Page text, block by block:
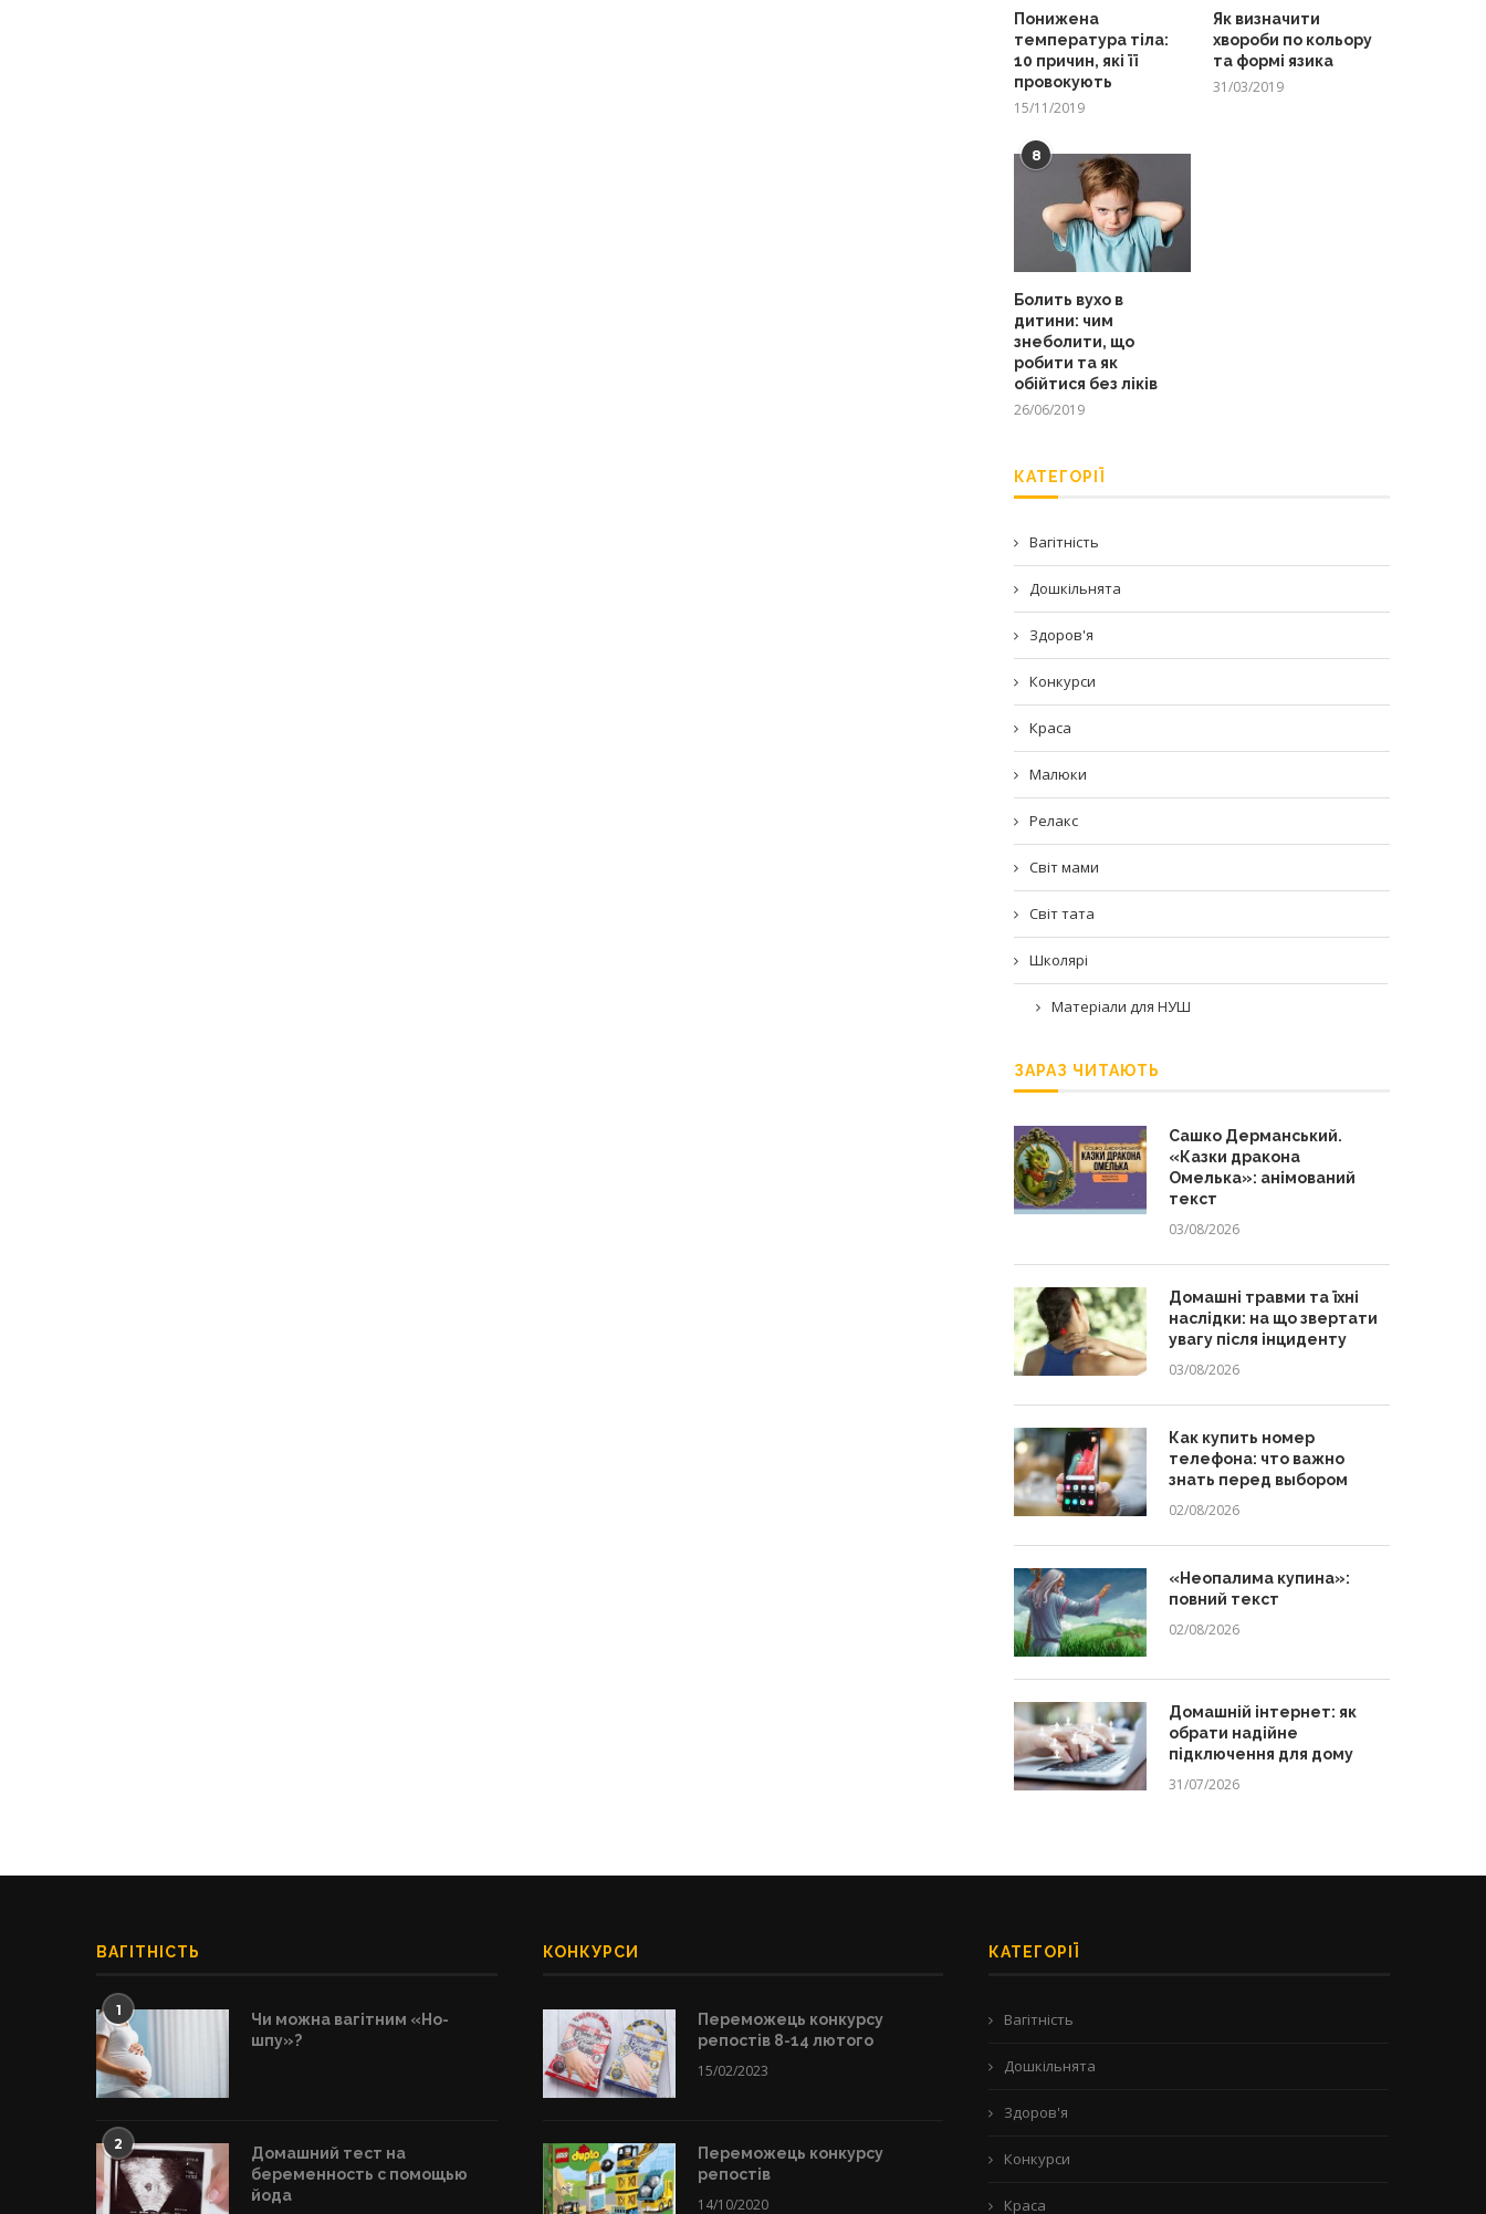
Понижена
температура тіла:
10 причин, які її
провокують
15/11/2019
Як визначити
хвороби по кольору
та формі язика
31/03/2019
8
Болить вухо в
дитини: чим
знеболити, що
робити та як
обійтися без ліків
26/06/2019
КАТЕГОРІЇ
Вагітність
Дошкільнята
Здоров'я
Конкурси
Краса
Малюки
Релакс
Світ мами
Світ тата
Школярі
Матеріали для НУШ
ЗАРАЗ ЧИТАЮТЬ
Сашко Дерманський.
«Казки дракона
Омелька»: анімований
текст
03/08/2026
Домашні травми та їхні
наслідки: на що звертати
увагу після інциденту
03/08/2026
Как купить номер
телефона: что важно
знать перед выбором
02/08/2026
«Неопалима купина»:
повний текст
02/08/2026
Домашній інтернет: як
обрати надійне
підключення для дому
31/07/2026
ВАГІТНІСТЬ
1
Чи можна вагітним «Но-
шпу»?
2
Домашний тест на
беременность с помощью
йода
КОНКУРСИ
Переможець конкурсу
репостів 8-14 лютого
15/02/2023
Переможець конкурсу
репостів
14/10/2020
КАТЕГОРІЇ
Вагітність
Дошкільнята
Здоров'я
Конкурси
Краса